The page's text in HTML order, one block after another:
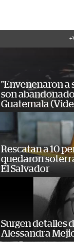
"Envenenaron a
son
Guatemala
Rescatan a 10
quedaron
El Salvador
Surgen detalles
Alessandra